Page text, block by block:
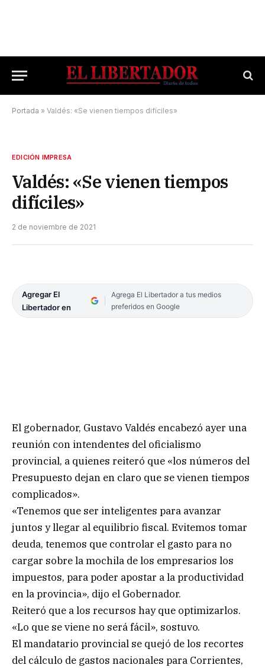
Portada » Valdés: «Se vienen tiempos difíciles»
EDICIÓN IMPRESA
Valdés: «Se vienen tiempos
difíciles»
2 de noviembre de 2021
Agregar El
Libertador en
Agrega El Libertador a tus medios
preferidos en Google
El gobernador, Gustavo Valdés encabezó ayer una
reunión con intendentes del oficialismo
provincial, a quienes reiteró que «los números del
Presupuesto dejan en claro que se vienen tiempos
complicados».
«Tenemos que ser inteligentes para avanzar
juntos y llegar al equilibrio fiscal. Evitemos tomar
deuda, tenemos que controlar el gasto para no
cargar sobre la mochila de los empresarios los
impuestos, para poder apostar a la productividad
en la provincia», dijo el Gobernador.
Reiteró que a los recursos hay que optimizarlos.
«Lo que se viene no será fácil», sostuvo.
El mandatario provincial se quejó de los recortes
del cálculo de gastos nacionales para Corrientes,